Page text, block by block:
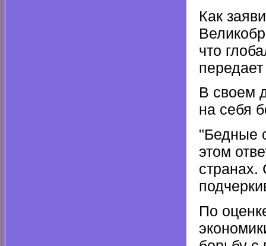
Как
что
В своем
на себя
"Бедные
этом
странах.
По